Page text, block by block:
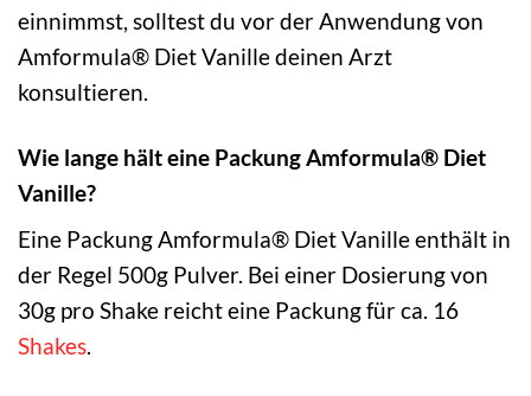
einnimmst, solltest du vor der Anwendung von
Amformula® Diet Vanille deinen Arzt
konsultieren.
Wie lange hält eine Packung Amformula® Diet
Vanille?
Eine Packung Amformula® Diet Vanille enthält in
der Regel 500g Pulver. Bei einer Dosierung von
30g pro Shake reicht eine Packung für ca. 16
Shakes.